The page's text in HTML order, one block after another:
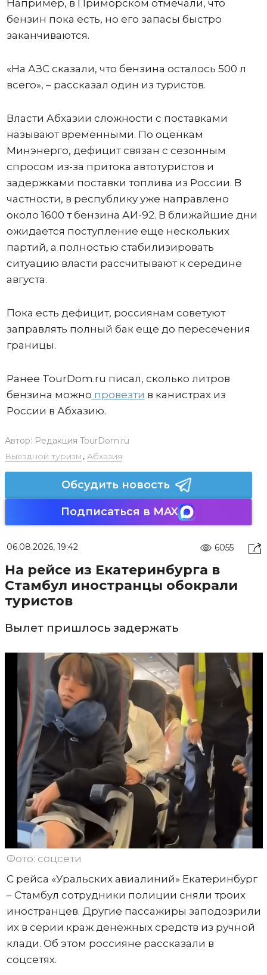
Например, в Приморском отмечали, что
бензин пока есть, но его запасы быстро
заканчиваются.
«На АЗС сказали, что бензина осталось 500 л
всего», – рассказал один из туристов.
Власти Абхазии сложности с поставками
называют временными. По оценкам
Минэнерго, дефицит связан с сезонным
спросом из-за притока автотуристов и
задержками поставки топлива из России. В
частности, в республику уже направлено
около 1600 т бензина АИ-92. В ближайшие дни
ожидается поступление еще нескольких
партий, а полностью стабилизировать
ситуацию власти рассчитывают к середине
августа.
Пока есть дефицит, россиянам советуют
заправлять полный бак еще до пересечения
границы.
Ранее TourDom.ru писал, сколько литров
бензина можно провезти в канистрах из
России в Абхазию.
Автор: Редакция TourDom.ru
Выездной туризм , Абхазия
Обсудить новость
Подписаться в MAX
06.08.2026, 19:42 6055
На рейсе из Екатеринбурга в
Стамбул иностранцы обокрали
туристов
Вылет пришлось задержать
Фото: соцсети
С рейса «Уральских авиалиний» Екатеринбург
– Стамбул сотрудники полиции сняли троих
иностранцев. Другие пассажиры заподозрили
их в серии краж денежных средств из ручной
клади. Об этом россияне рассказали в
соцсетях.